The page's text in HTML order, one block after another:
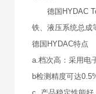
德国HYDAC
铁、液压系统总成
德国HYDAC特点
a.档次高：采用电
b检测精度可达